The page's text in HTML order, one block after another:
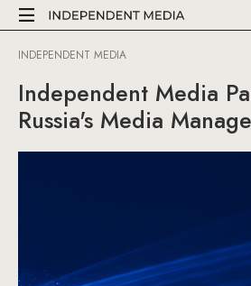
INDEPENDENT MEDIA
Independent Media
Russia's Media